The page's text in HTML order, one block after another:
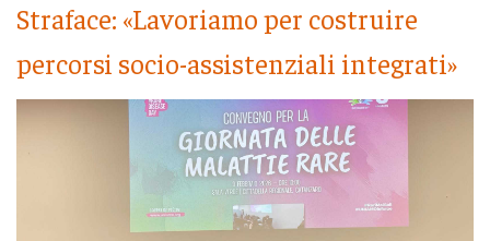
Straface: «Lavoriamo per costruire
percorsi socio-assistenziali integrati»